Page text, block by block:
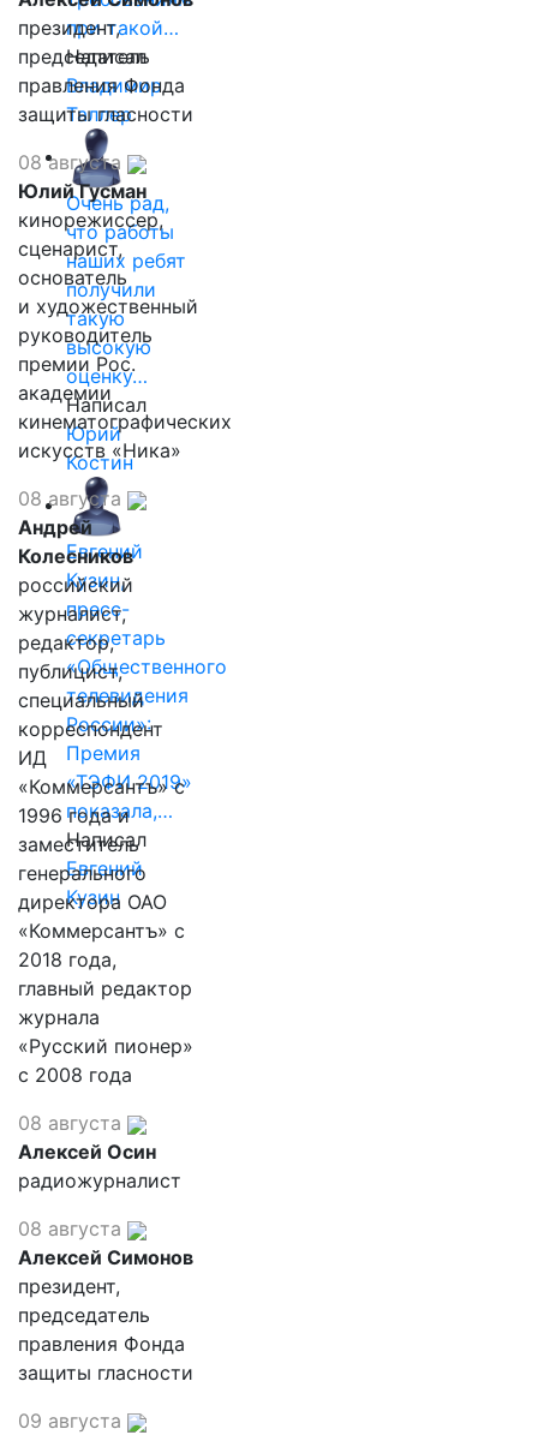
при такой…
Написал
Владимир
Таллер
Очень рад,
что работы
наших ребят
получили
такую
высокую
оценку…
Написал
Юрий
Костин
Евгений
Кузин,
пресс-
секретарь
«Общественного
телевидения
России»:
Премия
«ТЭФИ 2019»
показала,…
Написал
Евгений
Кузин
президент,
председатель
правления Фонда
защиты гласности
08 августа
Юлий Гусман
кинорежиссер,
сценарист,
основатель
и художественный
руководитель
премии Рос.
академии
кинематографических
искусств «Ника»
08 августа
Андрей
Колесников
российский
журналист,
редактор,
публицист,
специальный
корреспондент
ИД
«Коммерсантъ» с
1996 года и
заместитель
генерального
директора ОАО
«Коммерсантъ» с
2018 года,
главный редактор
журнала
«Русский пионер»
с 2008 года
08 августа
Алексей Осин
радиожурналист
08 августа
Алексей Симонов
президент,
председатель
правления Фонда
защиты гласности
09 августа